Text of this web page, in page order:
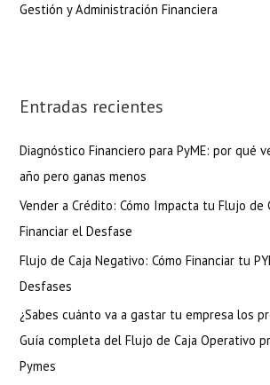
Gestión y Administración Financiera
Entradas recientes
Diagnóstico Financiero para PyME: por qué
año pero ganas menos
Vender a Crédito: Cómo Impacta tu Flujo de
Financiar el Desfase
Flujo de Caja Negativo: Cómo Financiar tu
Desfases
¿Sabes cuánto va a gastar tu empresa los
Guía completa del Flujo de Caja Operativo
Pymes